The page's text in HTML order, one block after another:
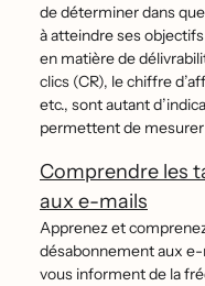
de déterminer dans
à atteindre ses
en matière de
clics (CR), le chiffre
etc., sont autant
permettent de
Comprendre les
aux e-mails
Apprenez et
désabonnement aux
vous informent de la